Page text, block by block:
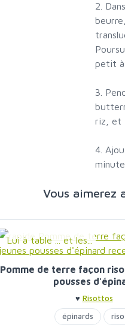
2.
petit
3.
riz, et
4.
Vous aimerez
Lui à table ... et les...
Pomme de terre façon
pousses
♥ Risottos
épinards